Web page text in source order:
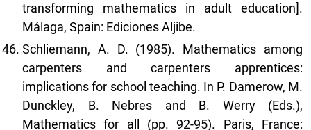
transforming mathematics in adult education].
Málaga, Spain: Ediciones Aljibe.
Schliemann, A. D. (1985). Mathematics among
carpenters and carpenters apprentices:
implications for school teaching. In P. Damerow, M.
Dunckley, B. Nebres and B. Werry (Eds.),
Mathematics for all (pp. 92-95). Paris, France: